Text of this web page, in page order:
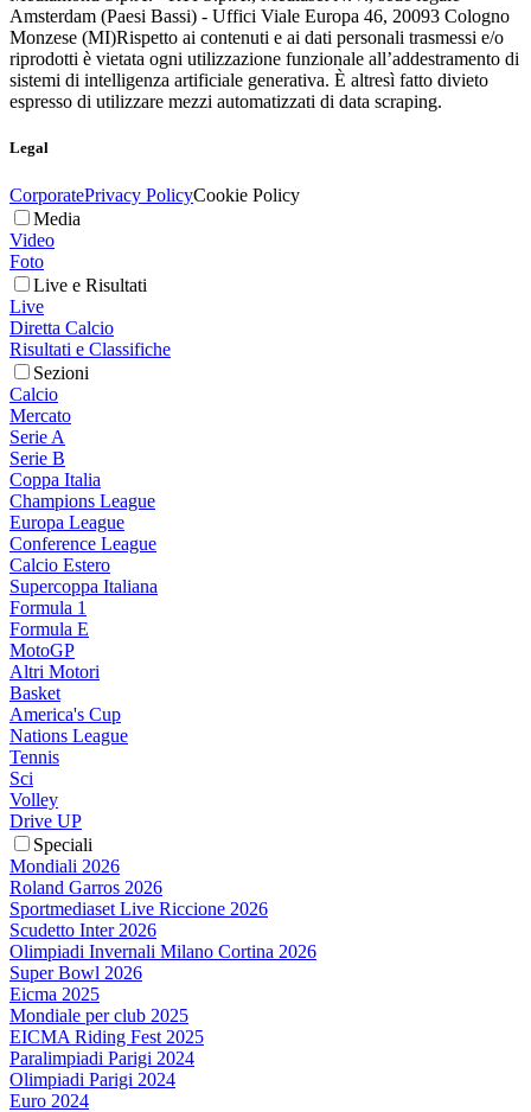
Amsterdam (Paesi Bassi) - Uffici Viale Europa 46, 20093 Cologno
Monzese (MI)Rispetto ai contenuti e ai dati personali trasmessi e/o
riprodotti è vietata ogni utilizzazione funzionale all’addestramento di
sistemi di intelligenza artificiale generativa. È altresì fatto divieto
espresso di utilizzare mezzi automatizzati di data scraping.
Legal
CorporatePrivacy PolicyCookie Policy
Media
Video
Foto
Live e Risultati
Live
Diretta Calcio
Risultati e Classifiche
Sezioni
Calcio
Mercato
Serie A
Serie B
Coppa Italia
Champions League
Europa League
Conference League
Calcio Estero
Supercoppa Italiana
Formula 1
Formula E
MotoGP
Altri Motori
Basket
America's Cup
Nations League
Tennis
Sci
Volley
Drive UP
Speciali
Mondiali 2026
Roland Garros 2026
Sportmediaset Live Riccione 2026
Scudetto Inter 2026
Olimpiadi Invernali Milano Cortina 2026
Super Bowl 2026
Eicma 2025
Mondiale per club 2025
EICMA Riding Fest 2025
Paralimpiadi Parigi 2024
Olimpiadi Parigi 2024
Euro 2024